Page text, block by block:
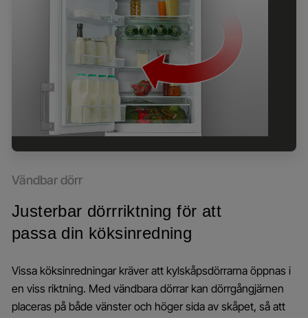
Vändbar dörr
Justerbar dörrriktning för att
passa din köksinredning
Vissa köksinredningar kräver att kylskåpsdörrarna öppnas i
en viss riktning. Med vändbara dörrar kan dörrgångjärnen
placeras på både vänster och höger sida av skåpet, så att